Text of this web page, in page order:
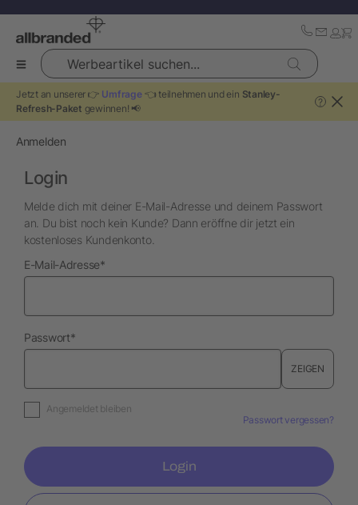
Werbeartikel suchen...
Jetzt an unserer 👉 Umfrage👈 teilnehmen und ein Stanley-
Refresh-Paket gewinnen! 📢
?
Anmelden
Login
Melde dich mit deiner E-Mail-Adresse und deinem Passwort
an. Du bist noch kein Kunde? Dann eröffne dir jetzt ein
kostenloses Kundenkonto.
E-Mail-Adresseerforderlich
*
Passworterforderlich
*
ZEIGEN
Angemeldet bleiben
Passwort vergessen?
Login